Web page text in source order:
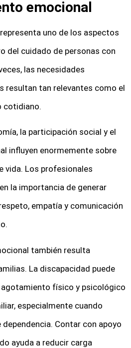
emocional
uno de los aspectos
del cuidado de personas con
las necesidades
resultan tan relevantes como el
cotidiano.
la participación social y el
influyen enormemente sobre
vida. Los profesionales
la importancia de generar
empatía y comunicación
también resulta
La discapacidad puede
físico y psicológico
especialmente cuando
Contar con apoyo
ayuda a reducir carga